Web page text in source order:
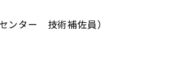
ンター 技術補佐員）